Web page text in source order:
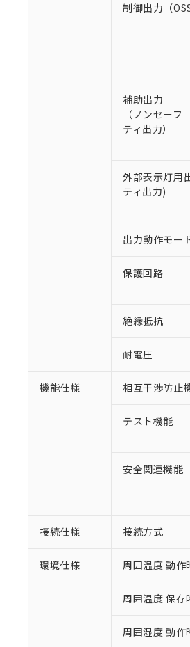
制御出力（
補助出力
（ノンセーフ
ティ出力）
外部表示灯用
ティ出力)
出力動作モー
保護回路
絶縁抵抗
耐電圧
機能仕様 相互干渉防止
テスト機能
安全関連機能
接続仕様 接続方式
環境仕様 周囲温度 動作
周囲温度 保存
周囲湿度 動作